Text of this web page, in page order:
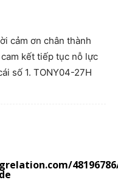
cảm ơn chân thành
kết tiếp tục nỗ lực
số 1. TONY04-27H